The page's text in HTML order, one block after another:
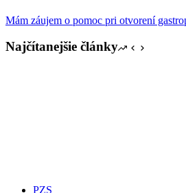
Mám záujem o pomoc pri otvorení
Najčítanejšie články
PZS